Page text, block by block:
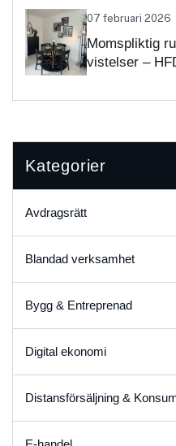
07 februari 2026
Momspliktig
vistelser –
Kategorier
Avdragsrätt
Blandad verksamhet
Bygg & Entreprenad
Digital ekonomi
Distansförsäljning &